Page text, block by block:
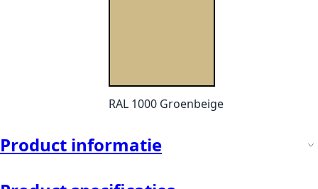
RAL 1000 Groenbeige
Product informatie